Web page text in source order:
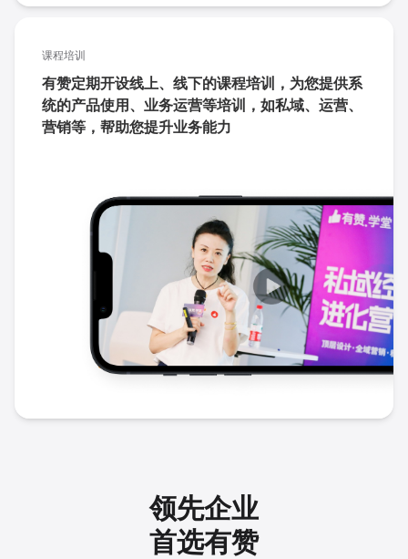
课程培训
有赞定期开设线上、线下的课程培训，为您提供系
统的产品使用、业务运营等培训，如私域、运营、
营销等，帮助您提升业务能力
领先企业
首选有赞